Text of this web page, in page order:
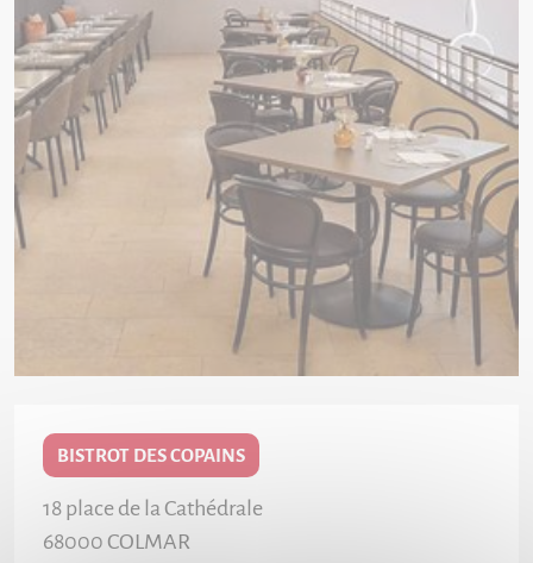
BISTROT DES COPAINS
18 place de la Cathédrale
68000 COLMAR